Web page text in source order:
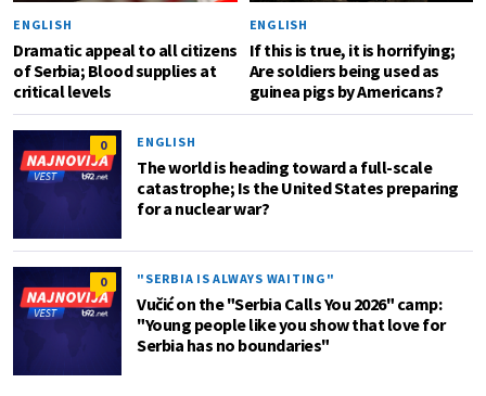
ENGLISH
Dramatic appeal to all citizens
of Serbia; Blood supplies at
critical levels
ENGLISH
If this is true, it is horrifying;
Are soldiers being used as
guinea pigs by Americans?
0 ENGLISH
The world is heading toward a full-scale
catastrophe; Is the United States preparing
for a nuclear war?
0 "SERBIA IS ALWAYS WAITING"
Vučić on the "Serbia Calls You 2026" camp:
"Young people like you show that love for
Serbia has no boundaries"